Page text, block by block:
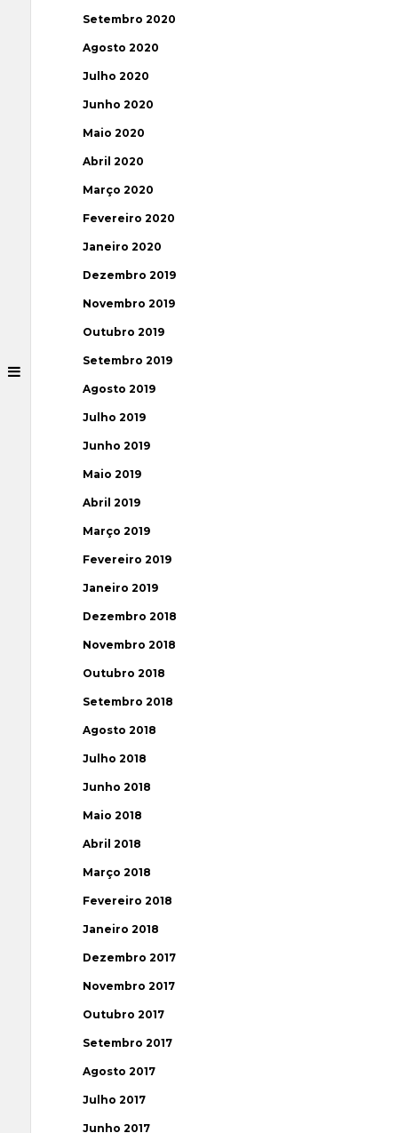
Setembro 2020
Agosto 2020
Julho 2020
Junho 2020
Maio 2020
Abril 2020
Março 2020
Fevereiro 2020
Janeiro 2020
Dezembro 2019
Novembro 2019
Outubro 2019
Setembro 2019
Agosto 2019
Julho 2019
Junho 2019
Maio 2019
Abril 2019
Março 2019
Fevereiro 2019
Janeiro 2019
Dezembro 2018
Novembro 2018
Outubro 2018
Setembro 2018
Agosto 2018
Julho 2018
Junho 2018
Maio 2018
Abril 2018
Março 2018
Fevereiro 2018
Janeiro 2018
Dezembro 2017
Novembro 2017
Outubro 2017
Setembro 2017
Agosto 2017
Julho 2017
Junho 2017